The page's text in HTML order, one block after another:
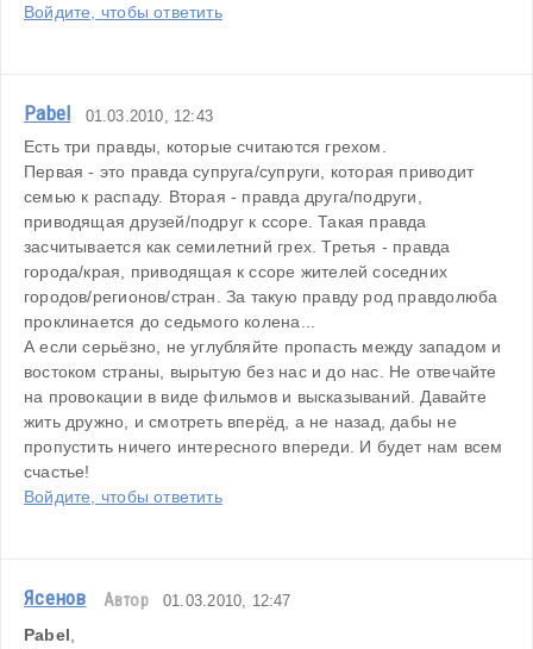
Войдите, чтобы ответить
Pabel 01.03.2010, 12:43
Есть три правды, которые считаются грехом.
Первая - это правда супруга/супруги, которая приводит
семью к распаду. Вторая - правда друга/подруги,
приводящая друзей/подруг к ссоре. Такая правда
засчитывается как семилетний грех. Третья - правда
города/края, приводящая к ссоре жителей соседних
городов/регионов/стран. За такую правду род правдолюба
проклинается до седьмого колена...
А если серьёзно, не углубляйте пропасть между западом и
востоком страны, вырытую без нас и до нас. Не отвечайте
на провокации в виде фильмов и высказываний. Давайте
жить дружно, и смотреть вперёд, а не назад, дабы не
пропустить ничего интересного впереди. И будет нам всем
счастье!
Войдите, чтобы ответить
Ясенов Автор 01.03.2010, 12:47
Pabel,